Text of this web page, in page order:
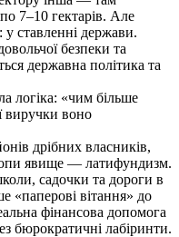
7–10 гектарів. Але
у ставленні держави.
безпеки та
державна політика та
логіка: «чим більше
виручки воно
дрібних власників,
явище — латифундизм.
садочки та дороги в
«паперові вітання» до
фінансова допомога
бюрократичні лабіринти.